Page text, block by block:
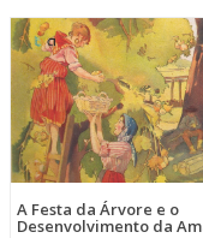
A Festa da Árvore e o
Desenvolvimento da